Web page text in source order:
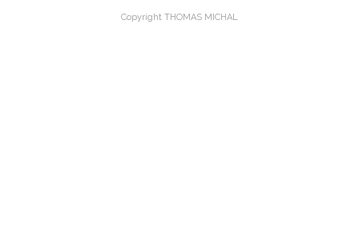
Copyright THOMAS MICHAL